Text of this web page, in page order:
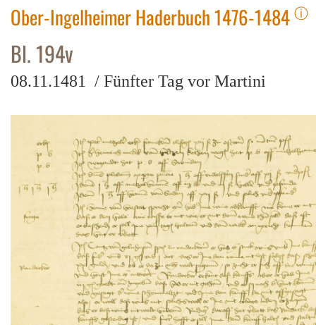
Ober-Ingelheimer Haderbuch 1476-1484 ⓘ
Bl. 194v
08.11.1481 / Fünfter Tag vor Martini